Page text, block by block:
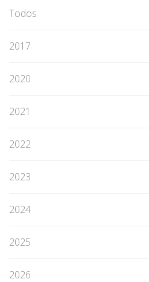
Todos
2017
2020
2021
2022
2023
2024
2025
2026